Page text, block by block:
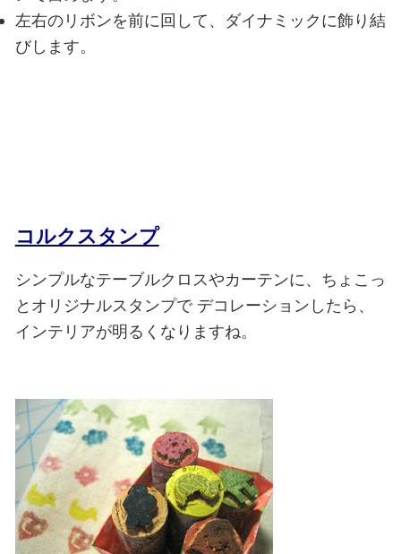
左右のリボンを前に回して、ダイナミックに飾り結
びします。
コルクスタンプ
シンプルなテーブルクロスやカーテンに、ちょこっ
とオリジナルスタンプでデコレーションしたら、
インテリアが明るくなりますね。